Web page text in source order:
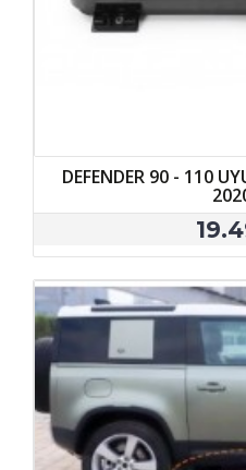
DEFENDER 90 - 110